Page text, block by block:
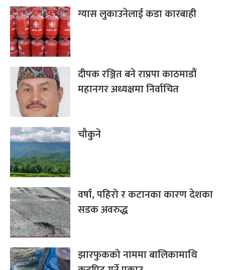
ग्यास लुकाउनेलाई कडा कारबाही
दीपक रञ्जित बने राप्रपा काठमाडौं
महानगर अध्यक्षमा निर्वाचित
चौकुने
वर्षा, पहिरो र कटानका कारण देशका
सडक अवरुद्ध
झारफुकको नाममा बालिकामाथि